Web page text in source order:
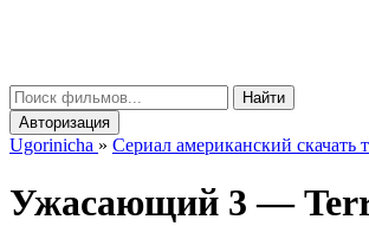
Найти
Авторизация
Ugorinicha » Сериал американский скачать
Ужасающий 3 —